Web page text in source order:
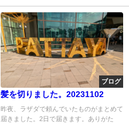
ブログ
髪を切りました。20231102
昨夜、ラザダで頼んでいたものがまとめて
届きました。2日で届きます。ありがた